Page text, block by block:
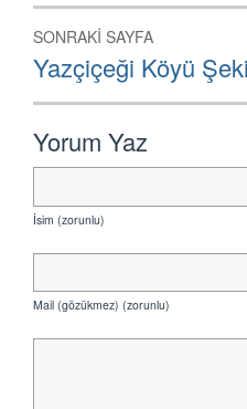
SONRAKI SAYFA
Sonraki
Sayfa:
Yazçiçeği Köyü
Yorum Yaz
İsim (zorunlu)
Mail (gözükmez) (zorunlu)